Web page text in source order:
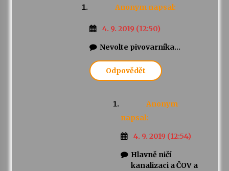
Anonym napsal:
4. 9. 2019 (12:50)
Nevolte pivovarníka…
Odpovědět
Anonym
napsal:
4. 9. 2019 (12:54)
Hlavně ničí
kanalizaci a ČOV a